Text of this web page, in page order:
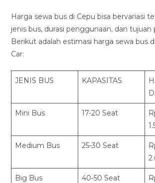
Harga sewa bus di Cepu bisa bervariasi
jenis bus, durasi penggunaan, dan tujuan
Berikut adalah estimasi harga sewa bus
Car:
JENIS BUS KAPASITAS
Mini Bus 17-20 Seat
Medium Bus 25-30 Seat
Big Bus 40-50 Seat